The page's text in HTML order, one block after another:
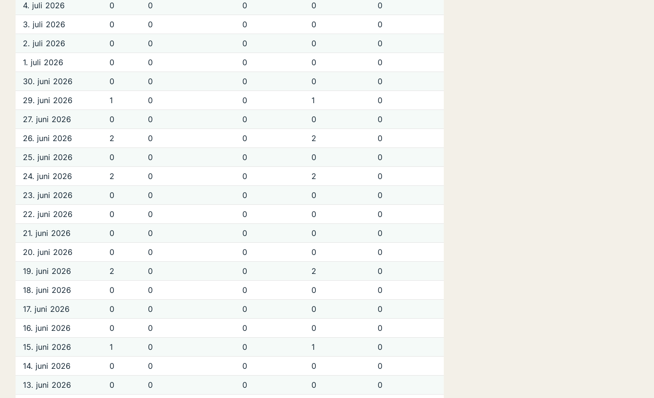
4. juli 2026
0 0 0 0
0
3. juli 2026
0 0 0 0
0
2. juli 2026
0 0 0 0
0
1. juli 2026
0 0 0 0
0
30. juni 2026
0 0 0 0
0
29. juni 2026
1 0 0 1
0
27. juni 2026
0 0 0 0
0
26. juni 2026
2 0 0 2
0
25. juni 2026
0 0 0 0
0
24. juni 2026
2 0 0 2
0
23. juni 2026
0 0 0 0
0
22. juni 2026
0 0 0 0
0
21. juni 2026
0 0 0 0
0
20. juni 2026
0 0 0 0
0
19. juni 2026
2 0 0 2
0
18. juni 2026
0 0 0 0
0
17. juni 2026
0 0 0 0
0
16. juni 2026
0 0 0 0
0
15. juni 2026
1 0 0 1
0
14. juni 2026
0 0 0 0
0
13. juni 2026
0 0 0 0 0